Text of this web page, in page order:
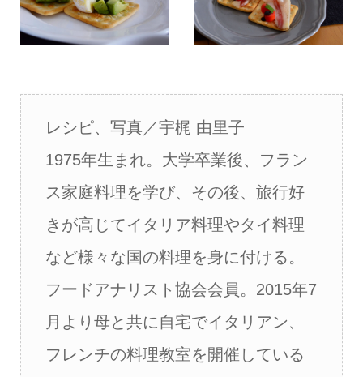
レシピ、写真／宇梶 由里子
1975年生まれ。大学卒業後、フラン
ス家庭料理を学び、その後、旅行好
きが高じてイタリア料理やタイ料理
など様々な国の料理を身に付ける。
フードアナリスト協会会員。2015年7
月より母と共に自宅でイタリアン、
フレンチの料理教室を開催している